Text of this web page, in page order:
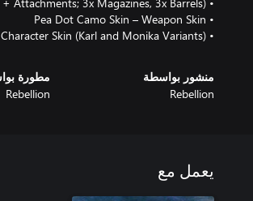
• Ghillie Suit Elite - Character Skin (Karl and Monika Variants)
منشور بواسطة
Rebellion
مطورة
Rebellion
يعمل مع